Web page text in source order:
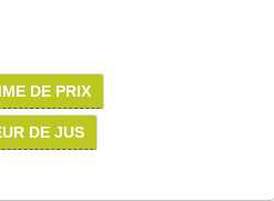
DE PRIX
DE JUS